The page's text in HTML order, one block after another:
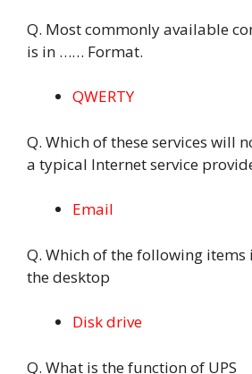
Q. Most commonly available
is in …… Format.
QWERTY
Q. Which of these services will
a typical Internet service
Email
Q. Which of the following items
the desktop
Disk drive
Q. What is the function of UPS